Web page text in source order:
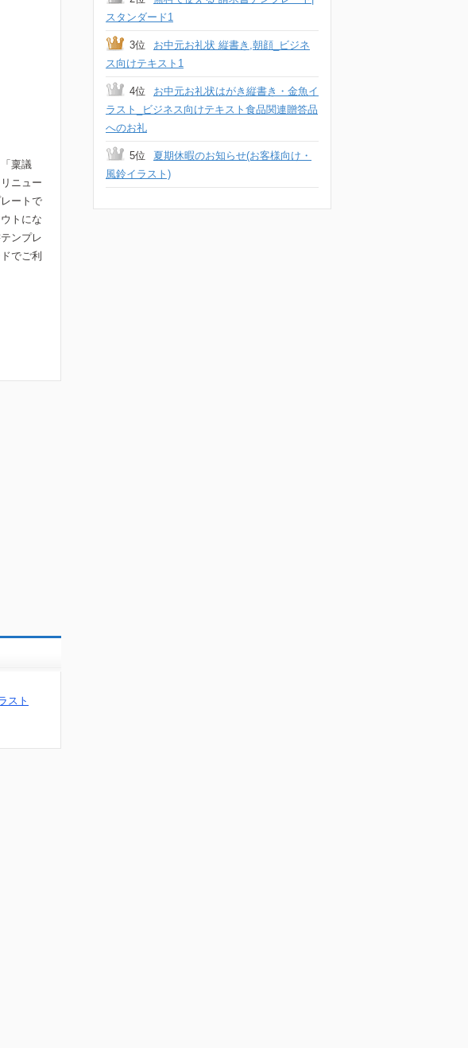
稟議
ニュー
ートで
トにな
ンプレ
でご利
スト
スタンダード1
3位
お中元お礼状 縦書き,朝顔_ビジネ
ス向けテキスト1
4位
お中元お礼状はがき縦書き・金魚イ
ラスト_ビジネス向けテキスト食品関連贈答品
へのお礼
5位
夏期休暇のお知らせ(お客様向け・
風鈴イラスト)